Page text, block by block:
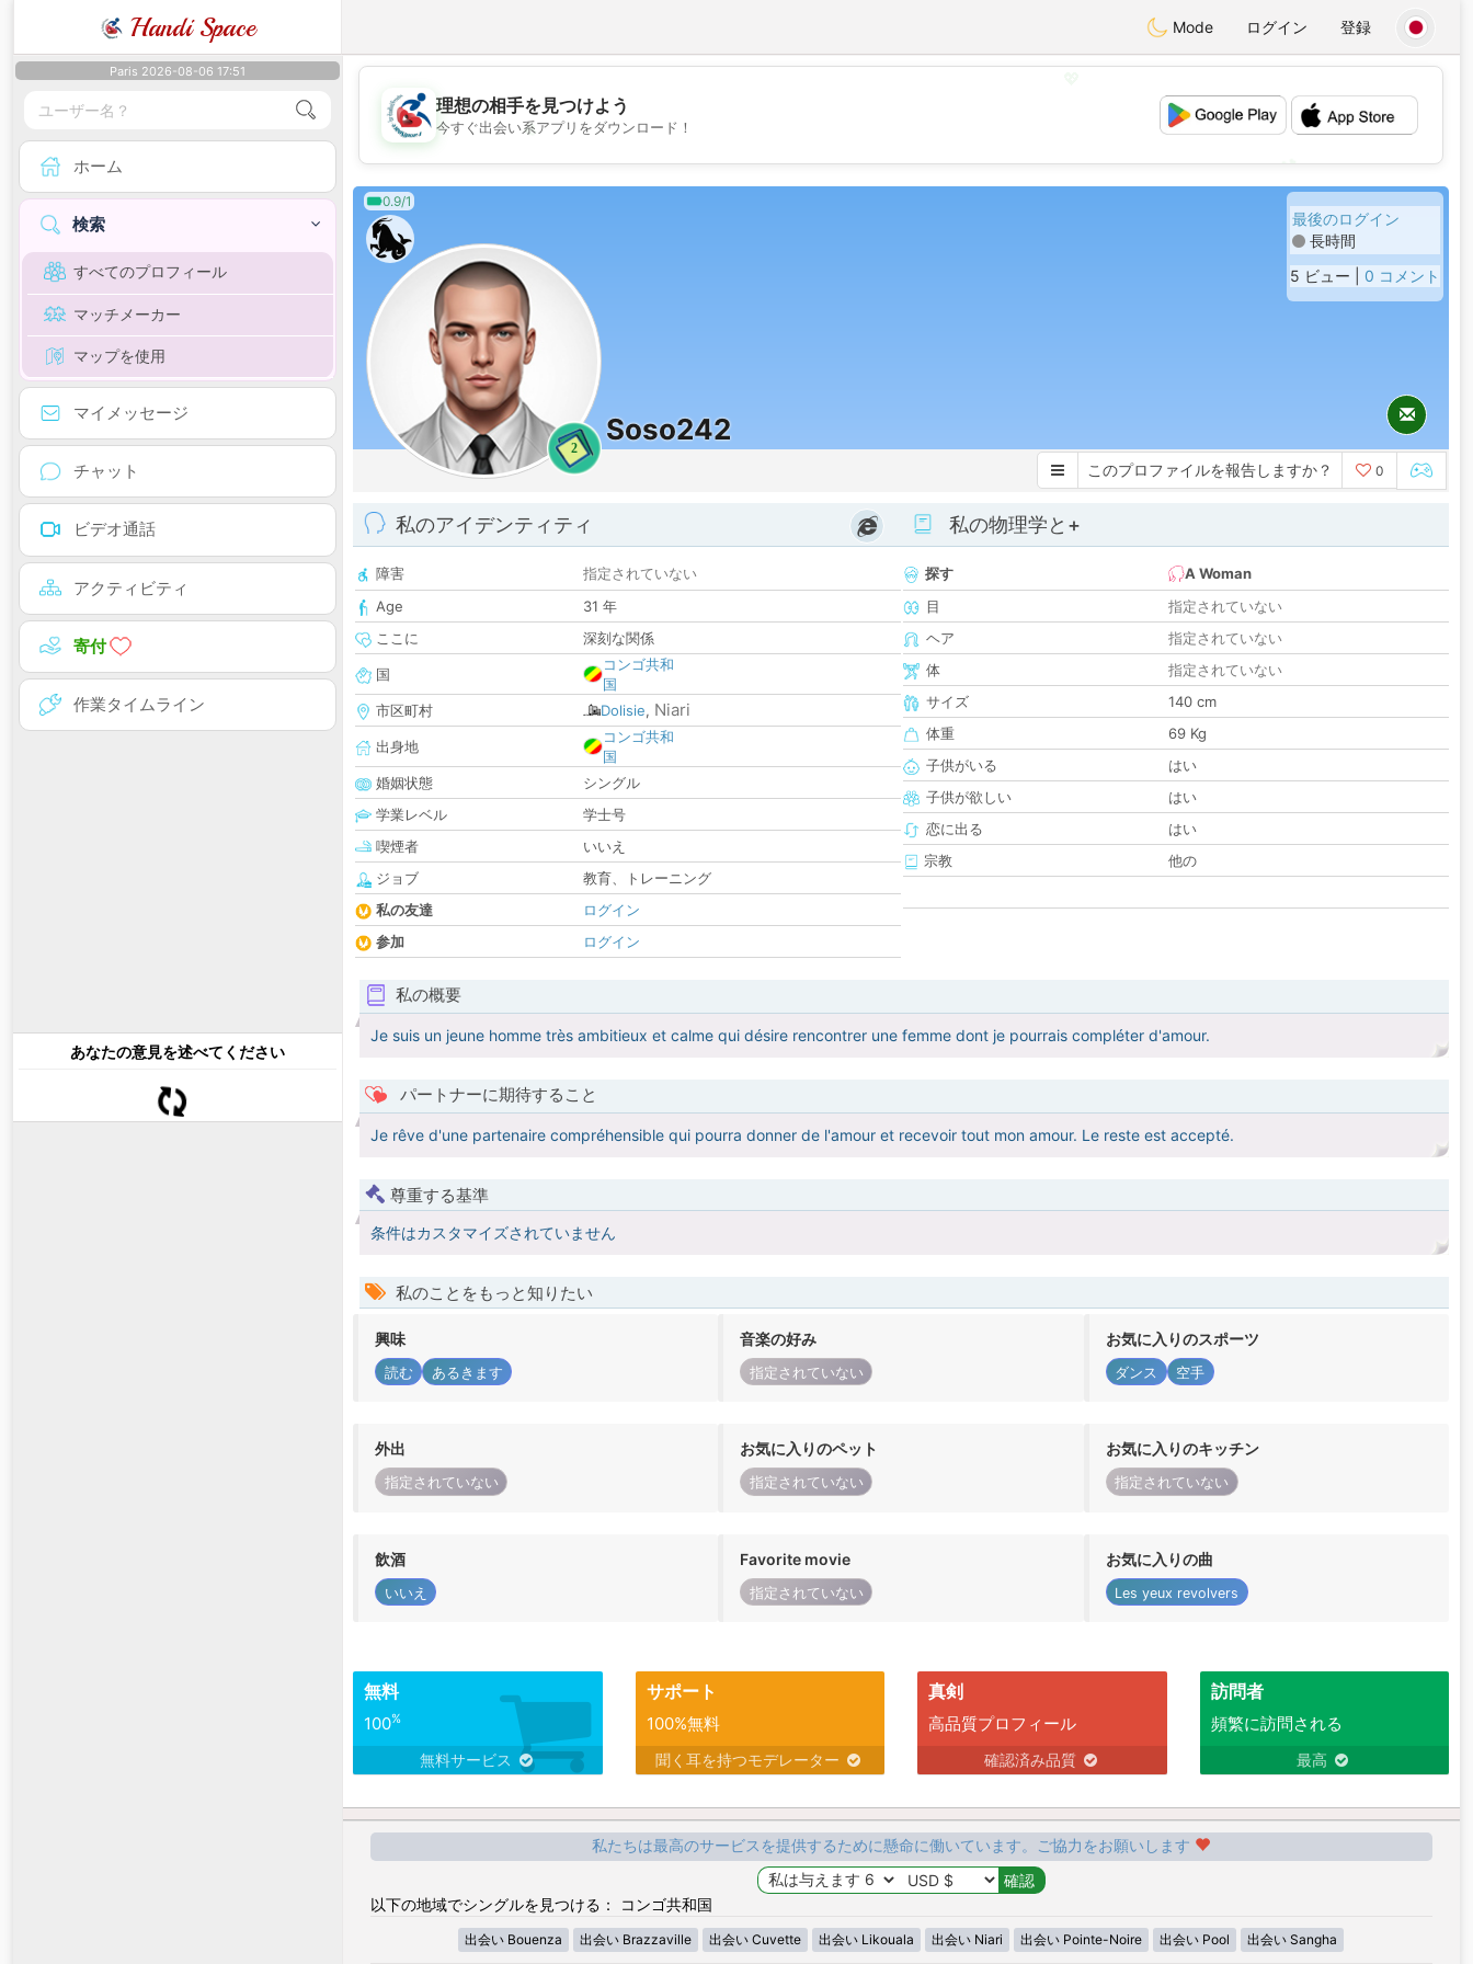
Handi Space Mode ログイン 登録
Paris 2026-08-06 17:51
ホーム
検索
すべてのプロフィール
マッチメーカー
マップを使用
マイメッセージ
チャット
ビデオ通話
アクティビティ
寄付
作業タイムライン
あなたの意見を述べてください
💖
理想の相手を見つけよう
今すぐ出会い系アプリをダウンロード！
0.9/1
2
Soso242
最後のログイン
長時間
5 ビュー | 0 コメント
このプロファイルを報告しますか？ 0
私のアイデンティティ
障害
指定されていない
Age
31 年
ここに
深刻な関係
国
コンゴ共和
国
市区町村
Dolisie, Niari
出身地
コンゴ共和
国
婚姻状態
シングル
学業レベル
学士号
喫煙者
いいえ
ジョブ
教育、トレーニング
私の友達
ログイン
参加
ログイン
私の物理学と+
探す
A Woman
目
指定されていない
ヘア
指定されていない
体
指定されていない
サイズ
140 cm
体重
69 Kg
子供がいる
はい
子供が欲しい
はい
恋に出る
はい
宗教
他の
私の概要
Je suis un jeune homme très ambitieux et calme qui désire rencontrer une femme dont je pourrais compléter d'amour.
パートナーに期待すること
Je rêve d'une partenaire compréhensible qui pourra donner de l'amour et recevoir tout mon amour. Le reste est accepté.
尊重する基準
条件はカスタマイズされていません
私のことをもっと知りたい
興味
読む あるきます
音楽の好み
指定されていない
お気に入りのスポーツ
ダンス 空手
外出
指定されていない
お気に入りのペット
指定されていない
お気に入りのキッチン
指定されていない
飲酒
いいえ
Favorite movie
指定されていない
お気に入りの曲
Les yeux revolvers
無料
100%
無料サービス
サポート
100%無料
聞く耳を持つモデレーター
真剣
高品質プロフィール
確認済み品質
訪問者
頻繁に訪問される
最高
私たちは最高のサービスを提供するために懸命に働いています。ご協力をお願いします
以下の地域でシングルを見つける： コンゴ共和国
出会い Bouenza 出会い Brazzaville 出会い Cuvette 出会い Likouala 出会い Niari 出会い Pointe-Noire 出会い Pool 出会い Sangha